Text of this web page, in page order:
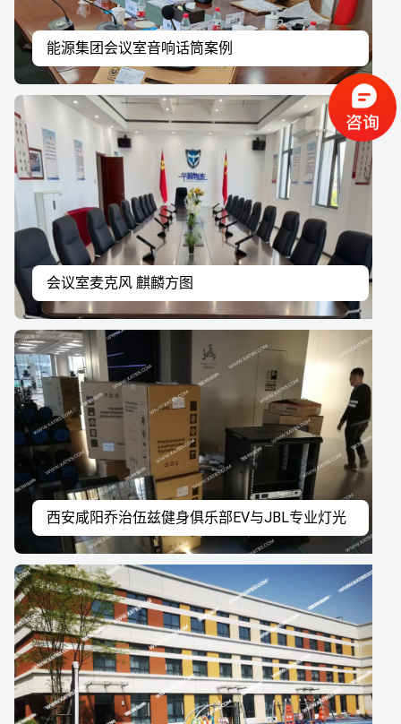
能源集团会议室音响话筒案例
会议室麦克风 麒麟方图
西安咸阳乔治伍兹健身俱乐部EV与JBL专业灯光
音响系统工程案例